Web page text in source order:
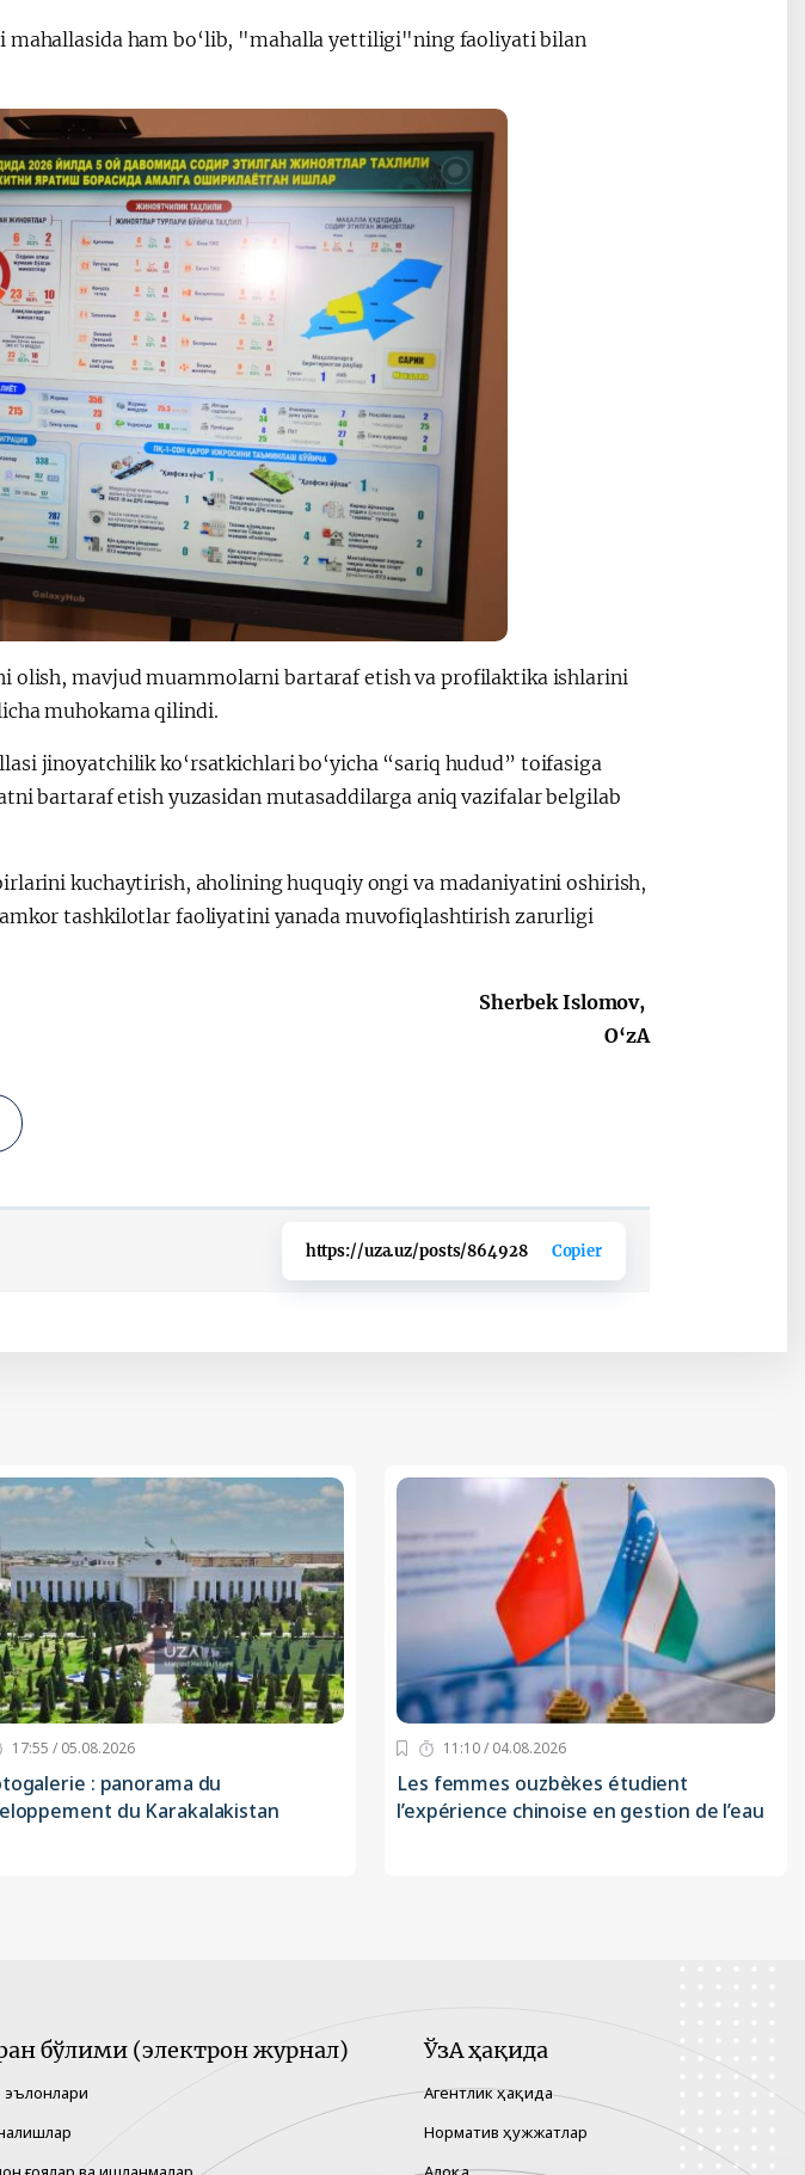
mahallasida ham bo‘lib, "mahalla yettiligi"ning faoliyati bilan
olish, mavjud muammolarni bartaraf etish va profilaktika ishlarini
muhokama qilindi.
jinoyatchilik ko‘rsatkichlari bo‘yicha “sariq hudud” toifasiga
bartaraf etish yuzasidan mutasaddilarga aniq vazifalar belgilab
kuchaytirish, aholining huquqiy ongi va madaniyatini oshirish,
tashkilotlar faoliyatini yanada muvofiqlashtirish zarurligi
Sherbek Islomov,
O‘zA
https://uza.uz/posts/864928 Copier
17:55 / 05.08.2026
: panorama du
du Karakalakistan
11:10 / 04.08.2026
Les femmes ouzbèkes étudient
l’expérience chinoise en gestion de l’eau
бўлими (электрон журнал) ЎзА ҳақида
Агентлик ҳақида
Норматив ҳужжатлар